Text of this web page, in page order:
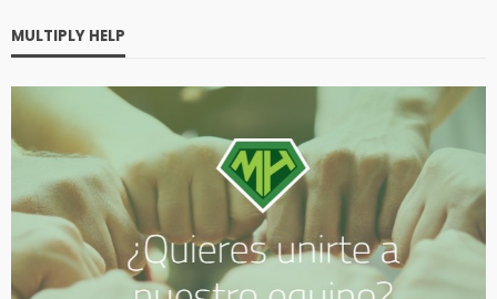
MULTIPLY HELP